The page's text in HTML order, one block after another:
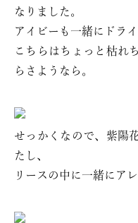
なりました。
アイビーも一緒にドラ
こちらはちょっと枯れ
らさようなら。
せっかくなので、紫陽
たし、
リースの中に一緒にア